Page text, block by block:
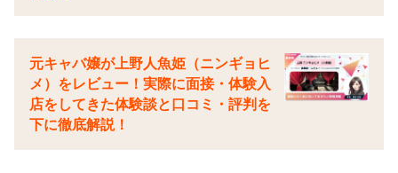
元キャバ嬢が上野人魚姫（ニンギョヒ
メ）をレビュー！実際に面接・体験入
店をしてきた体験談と口コミ・評判を
下に徹底解説！